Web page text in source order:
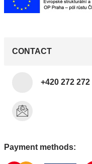
CONTACT
+420 272 272
Payment methods: